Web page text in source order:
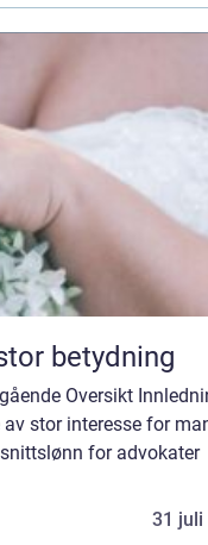
stor betydning
Oversikt
stor interesse for
for advokater
31 juli